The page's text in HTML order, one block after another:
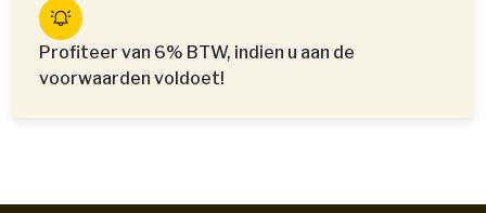
Profiteer van 6% BTW, indien u aan de
voorwaarden voldoet!